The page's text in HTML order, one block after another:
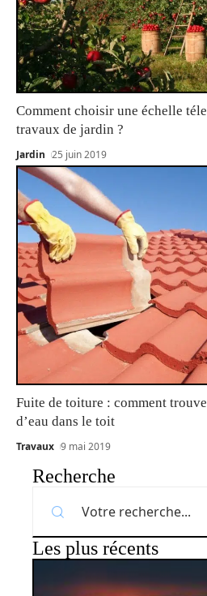
Comment choisir une échelle
travaux de jardin ?
Jardin 25 juin 2019
Fuite de toiture : comment
d’eau dans le toit
Travaux 9 mai 2019
Recherche
Les plus récents